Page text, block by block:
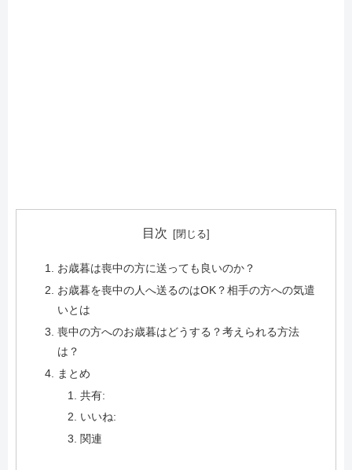
目次
お歳暮は喪中の方に送っても良いのか？
お歳暮を喪中の人へ送るのはOK？相手の方への気遣
いとは
喪中の方へのお歳暮はどうする？考えられる方法
は？
まとめ
共有:
いいね:
関連